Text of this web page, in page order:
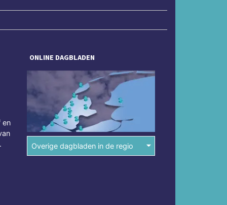
en
ONLINE DAGBLADEN
Overige dagbladen in de regio